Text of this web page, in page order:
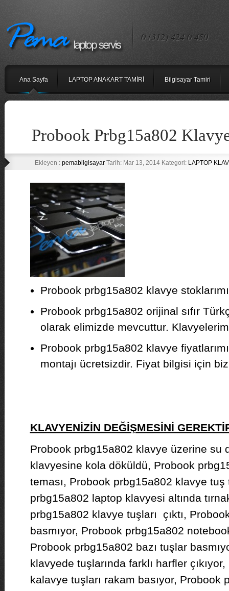
0 (312) 424 0 450
Ana Sayfa LAPTOP ANAKART TAMİRİ Bilgisayar Tamiri
Probook Prbg15a802
Ekleyen : pemabilgisayarTarih: Mar 13, 2014 Kategori: LAPTOP
Probook prbg15a802 klavye
Probook prbg15a802 orijinal sıfır
olarak elimizde mevcuttur.
Probook prbg15a802 klavye
montajı ücretsizdir. Fiyat bilgisi için
KLAVYENİZİN DEĞİŞMESİNİ
Probook prbg15a802 klavye üzerine su
klavyesine kola döküldü, Probook
teması, Probook prbg15a802 klavye
prbg15a802 laptop klavyesi altında
prbg15a802 klavye tuşları çıktı,
basmıyor, Probook prbg15a802
Probook prbg15a802 bazı tuşlar
klavyede tuşlarında farklı harfler
kalavye tuşları rakam basıyor, Probook